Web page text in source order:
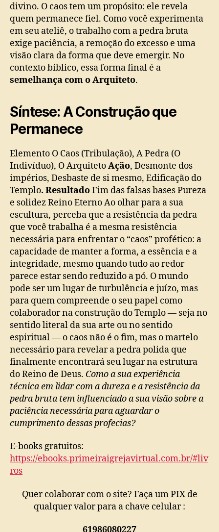
divino. O caos tem um propósito: ele revela
quem permanece fiel. Como você experimenta
em seu ateliê, o trabalho com a pedra bruta
exige paciência, a remoção do excesso e uma
visão clara da forma que deve emergir. No
contexto bíblico, essa forma final é a
semelhança com o Arquiteto.
Síntese: A Construção que
Permanece
Elemento O Caos (Tribulação), A Pedra (O
Indivíduo), O ArquitetoAção, Desmonte dos
impérios, Desbaste de si mesmo, Edificação do
Templo. ResultadoFim das falsas bases Pureza
e solidez Reino Eterno Ao olhar para a sua
escultura, perceba que a resistência da pedra
que você trabalha é a mesma resistência
necessária para enfrentar o “caos” profético: a
capacidade de manter a forma, a essência e a
integridade, mesmo quando tudo ao redor
parece estar sendo reduzido a pó. O mundo
pode ser um lugar de turbulência e juízo, mas
para quem compreende o seu papel como
colaborador na construção do Templo — seja no
sentido literal da sua arte ou no sentido
espiritual — o caos não é o fim, mas o martelo
necessário para revelar a pedra polida que
finalmente encontrará seu lugar na estrutura
do Reino de Deus. Como a sua experiência
técnica em lidar com a dureza e a resistência da
pedra bruta tem influenciado a sua visão sobre a
paciência necessária para aguardar o
cumprimento dessas profecias?
E-books gratuitos:
https://ebooks.primeiraigrejavirtual.com.br/#liv
ros
Quer colaborar com o site? Faça um PIX de
qualquer valor para a chave celular :